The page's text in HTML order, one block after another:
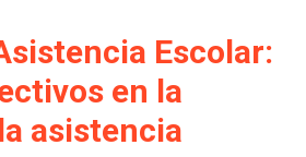
Escolar:
en la
asistencia
registrarte.
Inicia sesión.